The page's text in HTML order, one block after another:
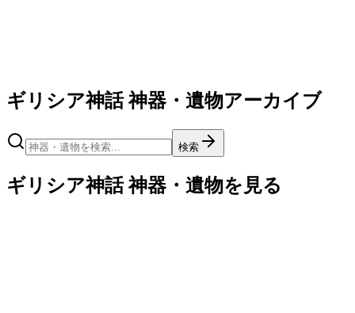
ギリシア神話 神器・遺物アーカイブ
検索
ギリシア神話 神器・遺物を見る